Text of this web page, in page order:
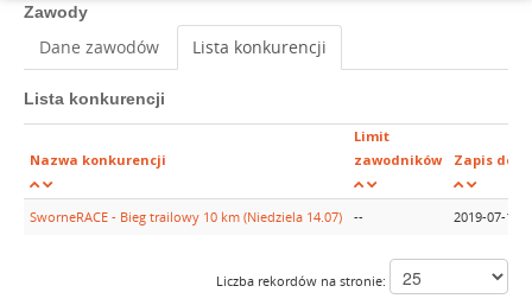
Zawody
Dane zawodów Lista konkurencji
Lista konkurencji
Nazwa konkurencji
Limit
zawodników
Zapis do
SworneRACE - Bieg trailowy 10 km (Niedziela 14.07) -- 2019-07-11
Liczba rekordów na stronie: